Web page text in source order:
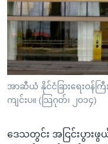
အ
ညွန်း
စာမျက်နှာ
ကျော်
ကြည့်
ရန်
ရန်
သုတပဒေသာ အင်္ဂလိပ်စာ
Learning English
ဗွီအိုအေ လူမှုကွန်ယက်များ
အာဆီယံ နိုင်ငံခြားရေးဝန်
ကျင်းပ။ (သြဂုတ်၊ ၂၀၁၄)
ဒေသတွင်း အငြင်းပွာ